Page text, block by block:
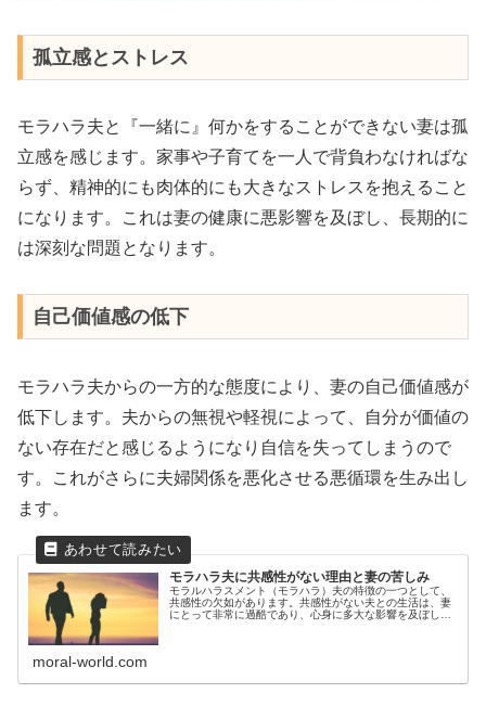
孤立感とストレス
モラハラ夫と『一緒に』何かをすることができない妻は孤
立感を感じます。家事や子育てを一人で背負わなければな
らず、精神的にも肉体的にも大きなストレスを抱えること
になります。これは妻の健康に悪影響を及ぼし、長期的に
は深刻な問題となります。
自己価値感の低下
モラハラ夫からの一方的な態度により、妻の自己価値感が
低下します。夫からの無視や軽視によって、自分が価値の
ない存在だと感じるようになり自信を失ってしまうので
す。これがさらに夫婦関係を悪化させる悪循環を生み出し
ます。
モラハラ夫に共感性がない理由と妻の苦しみ
モラルハラスメント（モラハラ）夫の特徴の一つとして、
共感性の欠如があります。共感性がない夫との生活は、妻
にとって非常に過酷であり、心身に多大な影響を及ぼしま
moral-world.com